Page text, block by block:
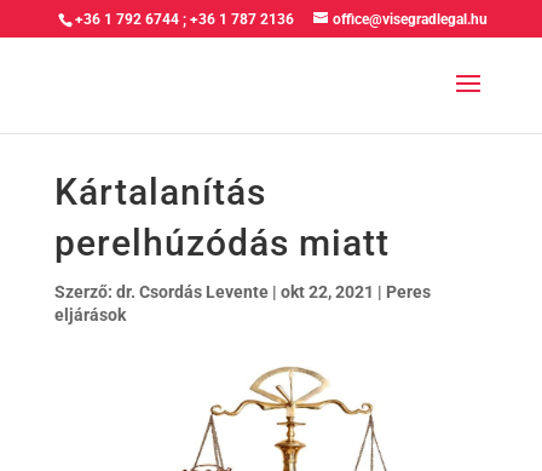
+36 1 792 6744 ;+36 1 787 2136 office@visegradlegal.hu
Kártalanítás
perelhúzódás miatt
Szerző: dr. Csordás Levente| okt 22, 2021 | Peres
eljárások